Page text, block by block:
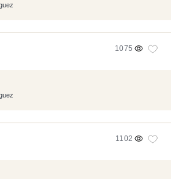
1075
1102